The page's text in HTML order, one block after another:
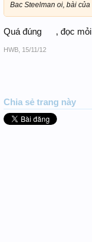
Bac Steelman oi, bài
Quá đúng , đọc
HWB 15/11/12
Chia sẻ trang này